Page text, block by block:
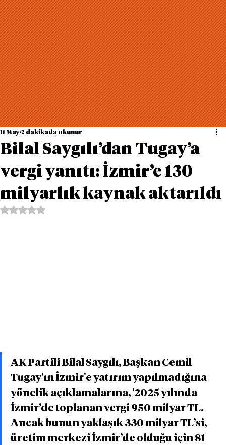
Bilal Saygılı’dan Tugay’a
vergi yanıtı: İzmir’e 130
milyarlık kaynak aktarıldı
11 May 2 dakikada okunur
5 üzerinden NaN yıldız
AK Partili Bilal Saygılı, Başkan Cemil
Tugay'ın İzmir'e yatırım yapılmadığına
yönelik açıklamalarına, '2025 yılında
İzmir’de toplanan vergi 950 milyar TL.
Ancak bunun yaklaşık 330 milyar TL’si,
üretim merkezi İzmir’de olduğu için 81